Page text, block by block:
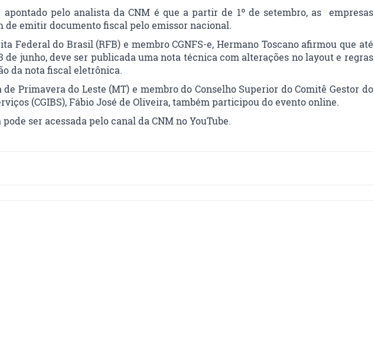
pelo analista da CNM é que a partir de 1º de setembro, as empresas
de emitir documento fiscal pelo emissor nacional.
Federal do Brasil (RFB) e membro CGNFS-e, Hermano Toscano afirmou que até
de junho, deve ser publicada uma nota técnica com alterações no layout e regras
da nota fiscal eletrônica.
Primavera do Leste (MT) e membro do Conselho Superior do Comitê Gestor do
(CGIBS), Fábio José de Oliveira, também participou do evento online.
ser acessada pelo canal da CNM no YouTube.